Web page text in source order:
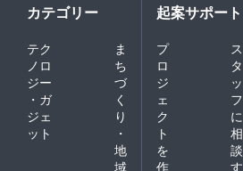
カテゴリー
テク
ノロ
ジー
・ガ
ジェ
ット
ま
ち
づ
く
り
・
地
域
起案サポート
プ
ロ
ジ
ェ
ク
ト
を
作
ス
タ
ッ
フ
に
相
談
す